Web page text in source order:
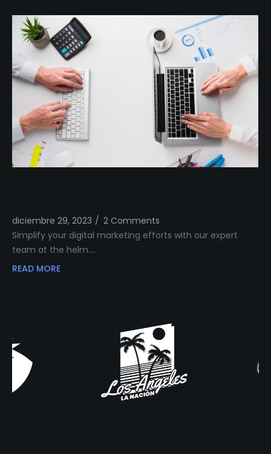
diciembre 29, 2023 / 2 Comments
Simplify your digital marketing efforts with our expert
team at the helm.…
READ MORE